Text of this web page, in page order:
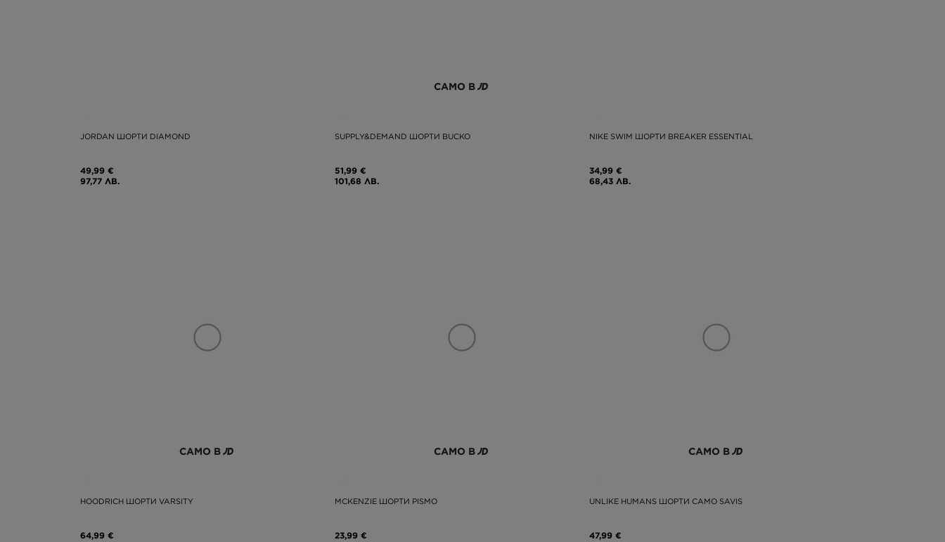
JORDAN ШОРТИ DIAMOND
49,99 €
97,77 ЛВ.
САМО В
SUPPLY&DEMAND ШОРТИ BUCKO
51,99 €
101,68 ЛВ.
NIKE SWIM ШОРТИ BREAKER ESSENTIAL
34,99 €
68,43 ЛВ.
САМО В
HOODRICH ШОРТИ VARSITY
64,99 €
САМО В
MCKENZIE ШОРТИ PISMO
23,99 €
САМО В
UNLIKE HUMANS ШОРТИ CAMO SAVIS
47,99 €